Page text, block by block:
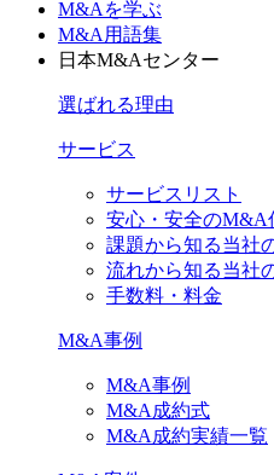
M&Aを学ぶ
M&A用語集
日本M&Aセンター
選ばれる理由
サービス
サービスリスト
安心・安全のM&A
課題から知る当社
流れから知る当社
手数料・料金
M&A事例
M&A事例
M&A成約式
M&A成約実績一覧